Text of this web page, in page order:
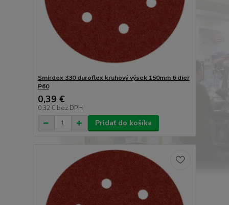
Smirdex 330 duroflex kruhový výsek 150mm 6 dier
P60
0,39 €
0,32 € bez DPH
Pridať do košíka